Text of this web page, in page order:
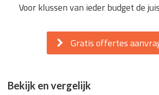
Voor klussen van ieder budget de
Gratis offertes
Bekijk en vergelijk